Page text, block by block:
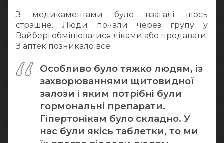
З медикаментами було взагалі щось
страшне. Люди почали через групу у
Вайбері обмінюватися ліками або продавати.
З аптек позникало все.
Особливо було тяжко людям, із
захворюваннями щитовидної
залози і яким потрібні були
гормональні препарати.
Гіпертонікам було складно. У
нас були якісь таблетки, то ми